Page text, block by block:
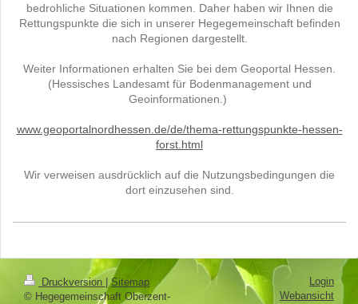
bedrohliche Situationen kommen. Daher haben wir Ihnen die
Rettungspunkte die sich in unserer Hegegemeinschaft befinden
nach Regionen dargestellt.
Weiter Informationen erhalten Sie bei dem Geoportal Hessen.
(Hessisches Landesamt für Bodenmanagement und
Geoinformationen.)
www.geoportalnordhessen.de/de/thema-rettungspunkte-hessen-
forst.html
Wir verweisen ausdrücklich auf die Nutzungsbedingungen die
dort einzusehen sind.
Druckversion
Sitemap
© Hegegemeinschaft Oberzent-
Login
Webansicht